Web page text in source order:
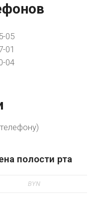
05
01
04
полости рта
BYN